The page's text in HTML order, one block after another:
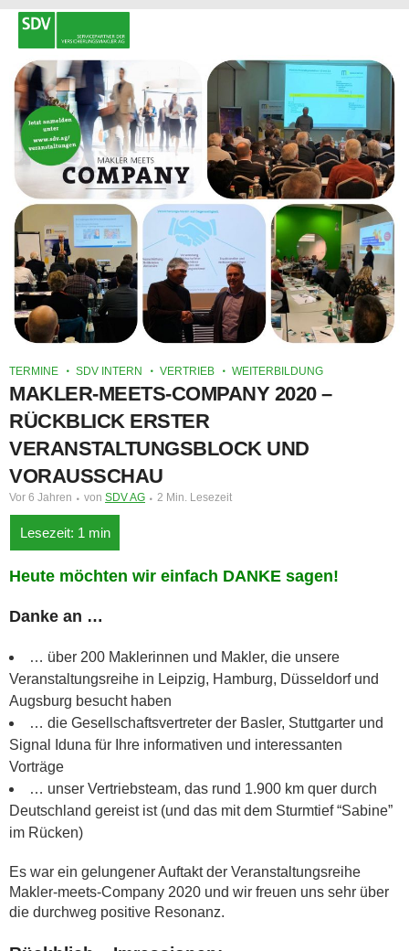
TERMINE SDV INTERN VERTRIEB WEITERBILDUNG
MAKLER-MEETS-COMPANY 2020 –
RÜCKBLICK ERSTER
VERANSTALTUNGSBLOCK UND
VORAUSSCHAU
Vor 6 Jahren von SDV AG 2 Min. Lesezeit
Heute möchten wir einfach DANKE sagen!
Danke an …
… über 200 Maklerinnen und Makler, die unsere
Veranstaltungsreihe in Leipzig, Hamburg, Düsseldorf und
Augsburg besucht haben
… die Gesellschaftsvertreter der Basler, Stuttgarter und
Signal Iduna für Ihre informativen und interessanten
Vorträge
… unser Vertriebsteam, das rund 1.900 km quer durch
Deutschland gereist ist (und das mit dem Sturmtief “Sabine”
im Rücken)
Es war ein gelungener Auftakt der Veranstaltungsreihe
Makler-meets-Company 2020 und wir freuen uns sehr über
die durchweg positive Resonanz.